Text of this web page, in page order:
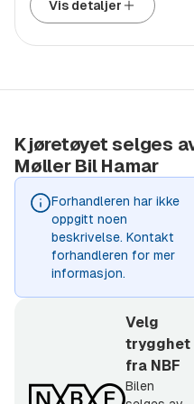
Ryggekamera
Stemmestyring
Tretthetsvarsler
----
Vi tilbyr minst 20.000 kr i
ved kjøp av bruktbil hos
to sett hjul, at bilen er
månedene etter
Vis detaljer
Kjøretøyet selges
Møller Bil Hamar
Forhandleren har ikke
oppgitt noen
beskrivelse. Kontakt
forhandleren for mer
informasjon.
Velg
trygghet
fra NBF
Bilen